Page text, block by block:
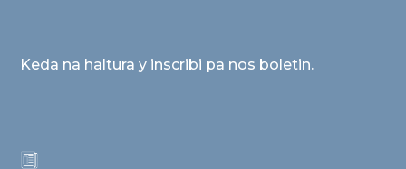
Keda na haltura y inscribi pa nos boletin.